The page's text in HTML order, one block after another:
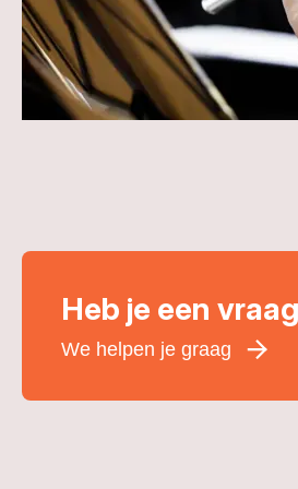
Heb je een
We helpen je graag